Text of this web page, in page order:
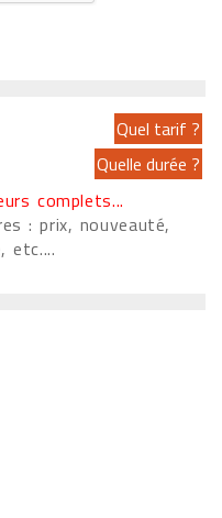
complets...
: prix, nouveauté,
etc....